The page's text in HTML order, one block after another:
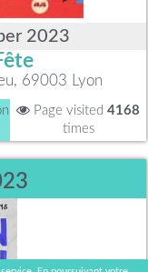
2023
69003 Lyon
Page visited 4168
times